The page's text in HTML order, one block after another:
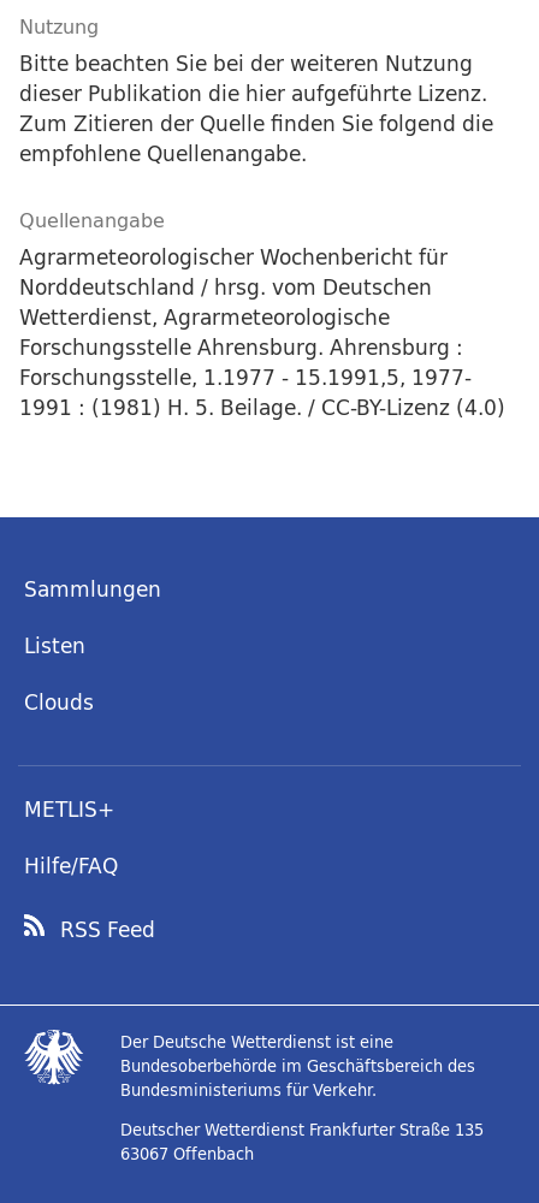
Nutzung
Bitte beachten Sie bei der weiteren Nutzung
dieser Publikation die hier aufgeführte Lizenz.
Zum Zitieren der Quelle finden Sie folgend die
empfohlene Quellenangabe.
Quellenangabe
Agrarmeteorologischer Wochenbericht für
Norddeutschland / hrsg. vom Deutschen
Wetterdienst, Agrarmeteorologische
Forschungsstelle Ahrensburg. Ahrensburg :
Forschungsstelle, 1.1977 - 15.1991,5, 1977-
1991 : (1981) H. 5. Beilage. / CC-BY-Lizenz (4.0)
Sammlungen
Listen
Clouds
METLIS+
Hilfe/FAQ
RSS Feed
Der Deutsche Wetterdienst ist eine
Bundesoberbehörde im Geschäftsbereich des
Bundesministeriums für Verkehr.
Deutscher Wetterdienst Frankfurter Straße 135
63067 Offenbach